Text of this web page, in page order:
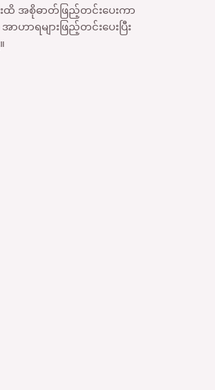
ထိ အစိုဓာတ်ဖြည့်တင်းပေးကာ
ရများဖြည့်တင်းပေးပြီး